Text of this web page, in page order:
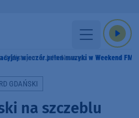
& Mistajam & John Newman
wieczór pełen muzyki w Weekend FM
GDAŃSKI
na szczeblu